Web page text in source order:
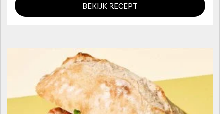
BEKIJK RECEPT